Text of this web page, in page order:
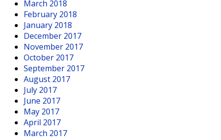
March 2018
February 2018
January 2018
December 2017
November 2017
October 2017
September 2017
August 2017
July 2017
June 2017
May 2017
April 2017
March 2017